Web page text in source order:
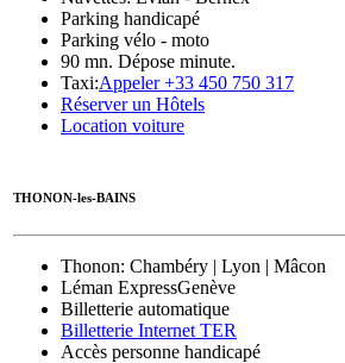
Parking handicapé
Parking vélo - moto
90 mn. Dépose minute.
Taxi:Appeler +33 450 750 317
Réserver un Hôtels
Location voiture
THONON-les-BAINS
Thonon: Chambéry | Lyon | Mâcon
Léman ExpressGenève
Billetterie automatique
Billetterie Internet TER
Accès personne handicapé